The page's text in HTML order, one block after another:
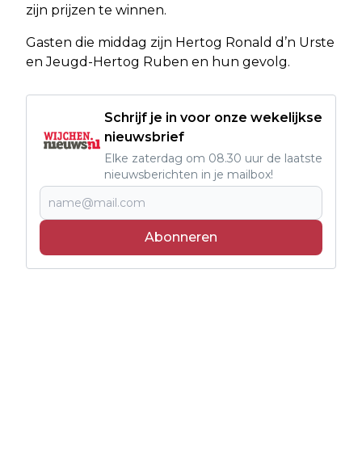
zijn prijzen te winnen.
Gasten die middag zijn Hertog Ronald d’n Urste
en Jeugd-Hertog Ruben en hun gevolg.
Schrijf je in voor onze wekelijkse
nieuwsbrief
Elke zaterdag om 08.30 uur de laatste
nieuwsberichten in je mailbox!
Abonneren